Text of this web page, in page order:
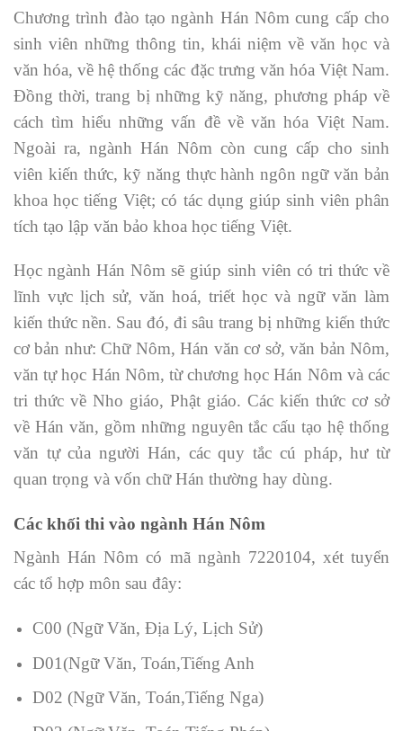
Chương trình đào tạo ngành Hán Nôm cung cấp cho
sinh viên những thông tin, khái niệm về văn học và
văn hóa, về hệ thống các đặc trưng văn hóa Việt Nam.
Đồng thời, trang bị những kỹ năng, phương pháp về
cách tìm hiểu những vấn đề về văn hóa Việt Nam.
Ngoài ra, ngành Hán Nôm còn cung cấp cho sinh
viên kiến thức, kỹ năng thực hành ngôn ngữ văn bản
khoa học tiếng Việt; có tác dụng giúp sinh viên phân
tích tạo lập văn bảo khoa học tiếng Việt.
Học ngành Hán Nôm sẽ giúp sinh viên có tri thức về
lĩnh vực lịch sử, văn hoá, triết học và ngữ văn làm
kiến thức nền. Sau đó, đi sâu trang bị những kiến thức
cơ bản như: Chữ Nôm, Hán văn cơ sở, văn bản Nôm,
văn tự học Hán Nôm, từ chương học Hán Nôm và các
tri thức về Nho giáo, Phật giáo. Các kiến thức cơ sở
về Hán văn, gồm những nguyên tắc cấu tạo hệ thống
văn tự của người Hán, các quy tắc cú pháp, hư từ
quan trọng và vốn chữ Hán thường hay dùng.
Các khối thi vào ngành Hán Nôm
Ngành Hán Nôm có mã ngành 7220104, xét tuyển
các tổ hợp môn sau đây:
C00 (Ngữ Văn, Địa Lý, Lịch Sử)
D01(Ngữ Văn, Toán,Tiếng Anh
D02 (Ngữ Văn, Toán,Tiếng Nga)